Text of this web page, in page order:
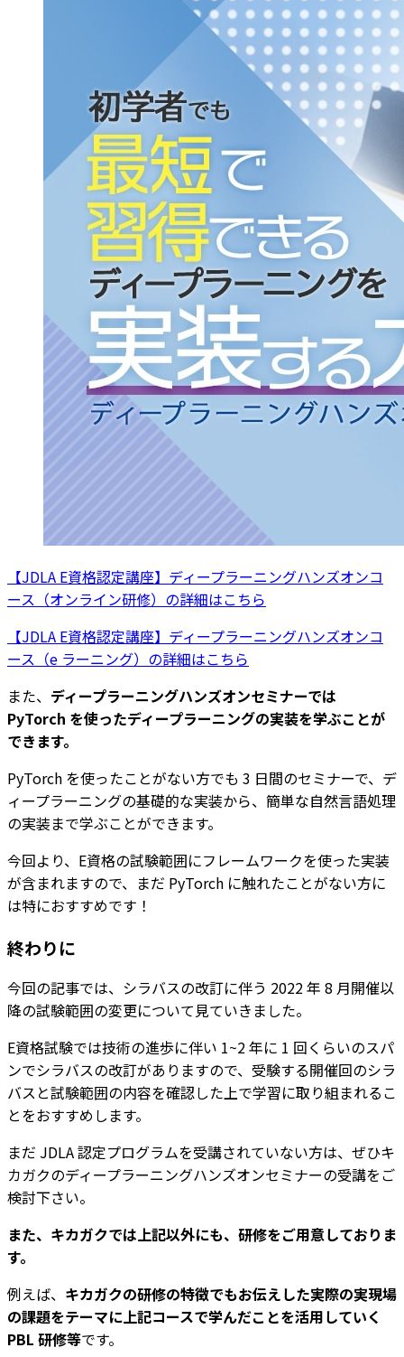
【JDLA E資格認定講座】ディープラーニングハンズオンコ
ース（オンライン研修）の詳細はこちら
【JDLA E資格認定講座】ディープラーニングハンズオンコ
ース（e ラーニング）の詳細はこちら
また、 ディープラーニングハンズオンセミナーでは
PyTorch を使ったディープラーニングの実装を学ぶことが
できます。
PyTorch を使ったことがない方でも 3 日間のセミナーで、デ
ィープラーニングの基礎的な実装から、簡単な自然言語処理
の実装まで学ぶことができます。
今回より、E資格の試験範囲にフレームワークを使った実装
が含まれますので、まだ PyTorch に触れたことがない方に
は特におすすめです！
終わりに
今回の記事では、シラバスの改訂に伴う 2022 年 8 月開催以
降の試験範囲の変更について見ていきました。
E資格試験では技術の進歩に伴い 1~2 年に 1 回くらいのスパ
ンでシラバスの改訂がありますので、受験する開催回のシラ
バスと試験範囲の内容を確認した上で学習に取り組まれるこ
とをおすすめします。
まだ JDLA 認定プログラムを受講されていない方は、ぜひキ
カガクのディープラーニングハンズオンセミナーの受講をご
検討下さい。
また、キカガクでは上記以外にも、研修をご用意しておりま
す。
例えば、 キカガクの研修の特徴でもお伝えした実際の実現場
の課題をテーマに上記コースで学んだことを活用していく
PBL 研修等です。